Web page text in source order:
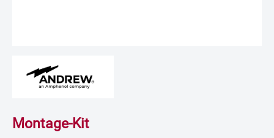
Montage-Kit